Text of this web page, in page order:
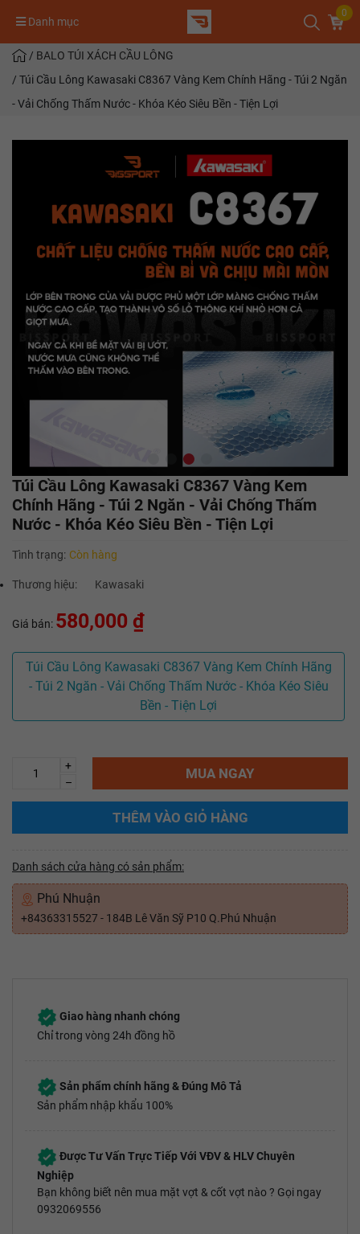
Danh mục
0
/ BALO TÚI XÁCH CẦU LÔNG
/ Túi Cầu Lông Kawasaki C8367 Vàng Kem Chính Hãng - Túi 2 Ngăn
- Vải Chống Thấm Nước - Khóa Kéo Siêu Bền - Tiện Lợi
Túi Cầu Lông Kawasaki C8367 Vàng Kem
Chính Hãng - Túi 2 Ngăn - Vải Chống Thấm
Nước - Khóa Kéo Siêu Bền - Tiện Lợi
Tình trạng: Còn hàng
Thương hiệu: Kawasaki
Giá bán: 580,000 ₫
Túi Cầu Lông Kawasaki C8367 Vàng Kem Chính Hãng
- Túi 2 Ngăn - Vải Chống Thấm Nước - Khóa Kéo Siêu
Bền - Tiện Lợi
+
–
MUA NGAY
THÊM VÀO GIỎ HÀNG
Danh sách cửa hàng có sản phẩm:
Phú Nhuận
+84363315527 - 184B Lê Văn Sỹ P10 Q.Phú Nhuận
Giao hàng nhanh chóng
Chỉ trong vòng 24h đồng hồ
Sản phẩm chính hãng & Đúng Mô Tả
Sản phẩm nhập khẩu 100%
Được Tư Vấn Trực Tiếp Với VĐV & HLV Chuyên
Nghiệp
Bạn không biết nên mua mặt vợt & cốt vợt nào ? Gọi ngay
0932069556